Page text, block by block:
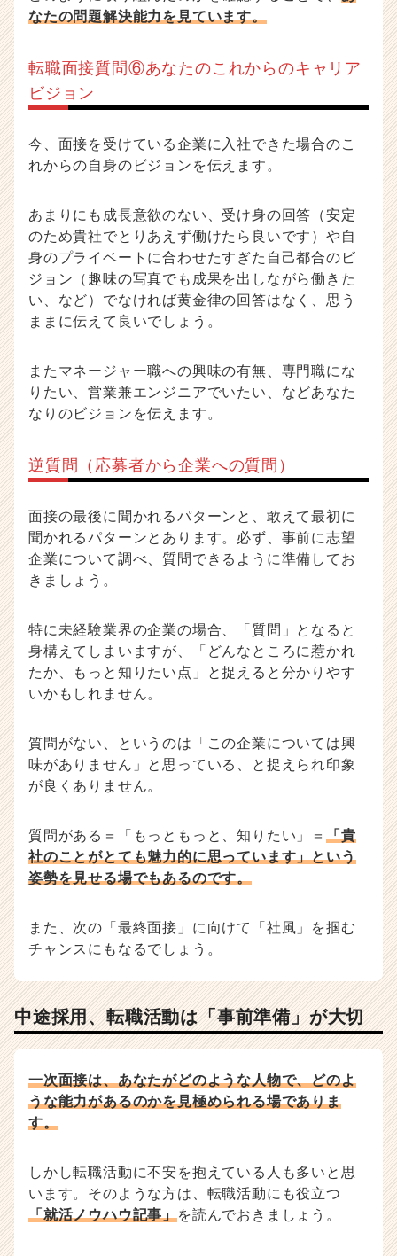
なたの問題解決能力を見ています。
転職面接質問⑥あなたのこれからのキャリア
ビジョン
今、面接を受けている企業に入社できた場合のこ
れからの自身のビジョンを伝えます。
あまりにも成長意欲のない、受け身の回答（安定
のため貴社でとりあえず働けたら良いです）や自
身のプライベートに合わせたすぎた自己都合のビ
ジョン（趣味の写真でも成果を出しながら働きた
い、など）でなければ黄金律の回答はなく、思う
ままに伝えて良いでしょう。
またマネージャー職への興味の有無、専門職にな
りたい、営業兼エンジニアでいたい、などあなた
なりのビジョンを伝えます。
逆質問（応募者から企業への質問）
面接の最後に聞かれるパターンと、敢えて最初に
聞かれるパターンとあります。必ず、事前に志望
企業について調べ、質問できるように準備してお
きましょう。
特に未経験業界の企業の場合、「質問」となると
身構えてしまいますが、「どんなところに惹かれ
たか、もっと知りたい点」と捉えると分かりやす
いかもしれません。
質問がない、というのは「この企業については興
味がありません」と思っている、と捉えられ印象
が良くありません。
質問がある＝「もっともっと、知りたい」＝ 「貴
社のことがとても魅力的に思っています」という
姿勢を見せる場でもあるのです。
また、次の「最終面接」に向けて「社風」を掴む
チャンスにもなるでしょう。
中途採用、転職活動は「事前準備」が大切
一次面接は、あなたがどのような人物で、どのよ
うな能力があるのかを見極められる場でありま
す。
しかし転職活動に不安を抱えている人も多いと思
います。そのような方は、転職活動にも役立つ
「就活ノウハウ記事」を読んでおきましょう。